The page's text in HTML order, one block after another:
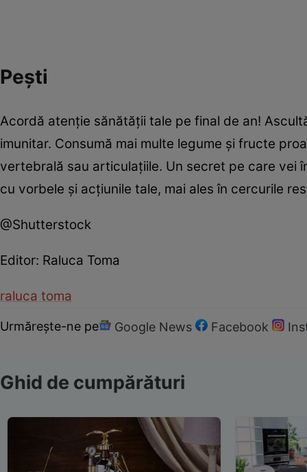
Pești
Acordă atenție sănătății tale pe final de an!
imunitar. Consumă mai multe legume și fructe
vertebrală sau articulațiile. Un secret pe care vei
cu vorbele și acțiunile tale, mai ales în cercurile
@Shutterstock
Editor: Raluca Toma
raluca toma
Urmărește-ne pe Google News Facebook
Ghid de cumpărături